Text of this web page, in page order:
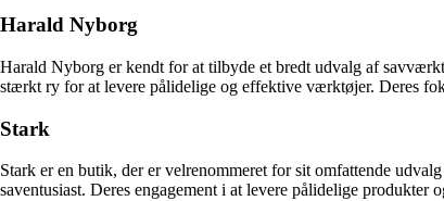
Harald Nyborg
Harald Nyborg er kendt for at tilbyde et bredt udvalg af
stærkt ry for at levere pålidelige og effektive værktøjer. Deres
Stark
Stark er en butik, der er velrenommeret for sit omfattende
saventusiast. Deres engagement i at levere pålidelige